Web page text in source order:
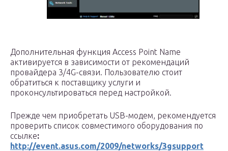
Дополнительная функция Access Point Name
активируется в зависимости от рекомендаций
провайдера 3/4G-связи. Пользователю стоит
обратиться к поставщику услуги и
проконсультироваться перед настройкой.
Прежде чем приобретать USB-модем, рекомендуется
проверить список совместимого оборудования по
ссылке:
http://event.asus.com/2009/networks/3gsupport